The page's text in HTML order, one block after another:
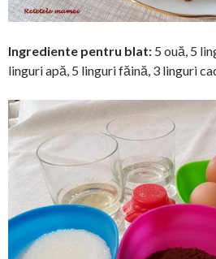
Ingrediente pentru blat: 5 ouă, 5
linguri apă, 5 linguri făină, 3 linguri